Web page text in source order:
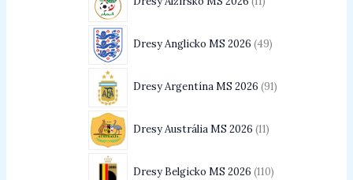
Dresy Anglicko MS 2026 49
Dresy Argentína MS 2026 91
Dresy Austrália MS 2026 11
Dresy Belgicko MS 2026 110